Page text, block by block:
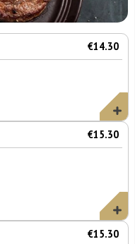
€14.30
€15.30
€15.30